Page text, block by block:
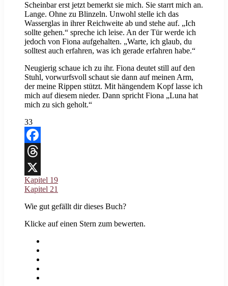
Scheinbar erst jetzt bemerkt sie mich. Sie starrt mich an.
Lange. Ohne zu Blinzeln. Unwohl stelle ich das
Wasserglas in ihrer Reichweite ab und stehe auf. „Ich
sollte gehen.“ spreche ich leise. An der Tür werde ich
jedoch von Fiona aufgehalten. „Warte, ich glaub, du
solltest auch erfahren, was ich gerade erfahren habe.“
Neugierig schaue ich zu ihr. Fiona deutet still auf den
Stuhl, vorwurfsvoll schaut sie dann auf meinen Arm,
der meine Rippen stützt. Mit hängendem Kopf lasse ich
mich auf diesem nieder. Dann spricht Fiona „Luna hat
mich zu sich geholt.“
33
Facebook
Threads
X
Kapitel 19
Kapitel 21
Wie gut gefällt dir dieses Buch?
Klicke auf einen Stern zum bewerten.